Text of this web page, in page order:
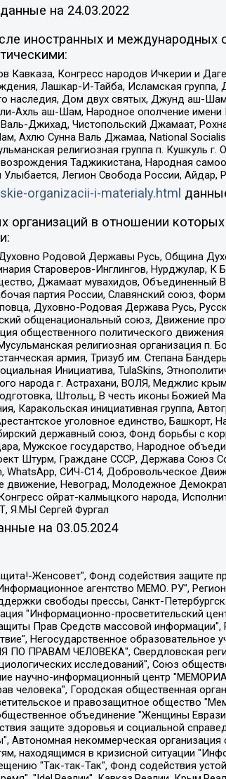
на 24.03.2022
иностранных и международных
Конгресс народов Ичкерии и
Лашкар-И-Тайба, Исламская группа,
наследия, Дом двух святых, Джунд аш-
Ахль аш-Шам, Народное ополчение
Джихад, Чистопольский Джамаат,
Ахлю Сунна Валь Джамаа, National
религиозная группа п. Кушкуль
Таджикистана, Народная
Легион Свобода России, Айдар,
organizacii-i-materialy.html
в отношении
Родовой Державы Русь, Община
Староверов-Инглингов, Нурджулар, К
Джамаат мувахидов, Объединенный
партия России, Славянский союз,
Духовно-Родовая Держава Русь,
общенациональный союз, Движение
общественного политического
религиозная организация п.
армия, Тризуб им. Степана
Инициатива, TulaSkins,
народа г. Астрахани, ВОЛЯ, Меджлис
Штольц, В честь иконы Божией
инициативная группа,
уголовное единство,
державный союз, Фонд борьбы с
Мужское государство, Народное
Штурм, Граждане СССР, Держава Союз
СИЧ-С14, Добровольческое
движение, Невоград, Молодежное
ойрат-калмыцкого народа,
Я.МЫ Сергей Фургал
на 03.05.2024
доменного имени интернет-издания "The Insider SIA", https://theins.ru, Постернак Алексей Евгеньевич, Рубин Михаил Аркадьевич, Анин Роман Александрович, Юридическое лицо Istories fonds, зарегистрированное в Латвийской Республике (регистрационный номер 50008295751, дата регистрации 24.02.2020), Великовский Дмитрий Александрович, Долинина Ирина Николаевна, Мароховская Алеся Алексеевна, Шлейнов Роман Юрьевич, Шмагун Олеся Валентиновна, Общество с ограниченной ответственностью "Альтаир 2021", Общество с ограниченной ответственностью "Вега 2021", Общество с ограниченной ответственностью "Главный редактор 2021", Общество с ограниченной ответственностью "Ромашки монолит", Важенков Артем Валерьевич, Ивановская областная общественная организация "Центр гендерных исследований", Гурман Юрий Альбертович, Медиапроект "ОВД-Инфо", Егоров Владимир Владимирович, Жилинский Владимир Александрович, Общество с ограниченной ответственностью "ЗП", Иванова София Юрьевна, Карезина Инна Павловна, Кильтау Екатерина Викторовна, Петров Алексей Викторович, Пискунов Сергей Евгеньевич, Смирнов Сергей Сергеевич, Тихонов Михаил Сергеевич, Общество с ограниченной ответственностью "ЖУРНАЛИСТ-ИНОСТРАННЫЙ АГЕНТ", Арапова Галина Юрьевна, Вольтская Татьяна Анатольевна, Американская компания "Mason G.E.S. Anonymous Foundation" (США), являющаяся владельцем интернет-издания https://mnews.world/, Компания "Stichting Bellingcat", зарегистрированная в Нидерландах (дата регистрации 11.07.2018), Захаров Андрей Вячеславович, Клепиковская Екатерина Дмитриевна, Общество с ограниченной ответственностью "МЕМО", Перл Роман Александрович, Симонов Евгений Алексеевич, Соловьева Елена Анатольевна, Сотников Даниил Владимирович, Сурначева Елизавета Дмитриевна, Автономная некоммерческая организация по защите прав человека и информированию населения "Якутия – Наше Мнение", Общество с ограниченной ответственностью "Москоу диджитал медиа", с 26.01.2023 Общество с ограниченной ответственностью "Чайка Белые сады", Ветошкина Валерия Валерьевна, Заговора Максим Александрович, Межрегиональное общественное движение "Российская ЛГБТ - сеть", Оленичев Максим Владимирович, Павлов Иван Юрьевич, Скворцова Елена Сергеевна, Общество с ограниченной ответственностью "Как бы инагент", Кочетков Игорь Викторович, Общество с ограниченной ответственностью "Честные выборы", Еланчик Олег Александрович, Общество с ограниченной ответственностью "Нобелевский призыв", Гималова Регина Эмилевна, Григорьев Андрей Валерьевич, Григорьева Алина Александровна, Ассоциация по содействию защите прав